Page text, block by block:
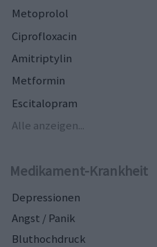
Metoprolol
Ciprofloxacin
Amitriptylin
Metformin
Escitalopram
Alle anzeigen...
Medikament-Krankheit
Depressionen
Angst / Panik
Bluthochdruck